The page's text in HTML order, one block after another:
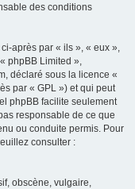
des conditions
après par « ils », « eux »,
phpBB Limited »,
déclaré sous la licence «
par « GPL ») et qui peut
phpBB facilite seulement
responsable de ce que
ou conduite permis. Pour
consulter :
obscène, vulgaire,